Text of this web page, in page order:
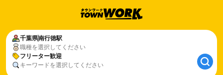
千葉県南行徳駅
職種を選択してください
フリーター歓迎
キーワードを選択してください